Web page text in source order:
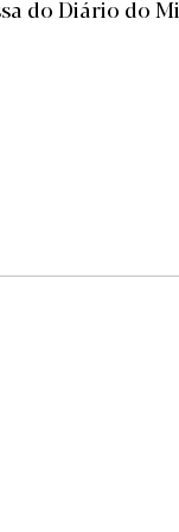
do Diário do